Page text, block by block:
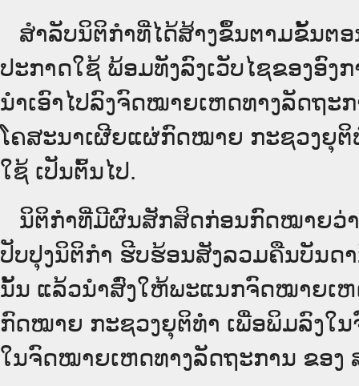
ສໍາລັບນິຕິກໍາທີ່ໄດ້ສ້າງຂຶ້ນຕາມຂັ້ນຕ
ປະກາດໃຊ້ ພ້ອມທັງລົງເວັບໄຊຂອງອົ
ນໍາເອົາໄປລົງຈົດໝາຍເຫດທາງລັດຖ
ໂຄສະນາເຜີຍແຜ່ກົດໝາຍ ກະຊວງຍຸ
ໃຊ້ ເປັນຕົ້ນໄປ.
ນິ​ຕິ​ກຳ​ທີ່​ມີ​ຜົນ​ສັກ​ສິດ​ກ່ອນ​ກົດ​ໝາຍ​ວ່
ປັບ​ປຸງນິ​ຕິ​ກຳ ຮີບຮ້ອນສັງລວມຄືນບັນ
ນັ້ນ ແລ້ວນໍາສົ່ງໃຫ້​ພະແນກຈົດ​ໝາຍ​ເຫ
ກົດໝາຍ ກະຊວງຍຸຕິທໍາ ເພື່ອພິມລົງໃ
ໃນ​ຈົດ​ໝາຍ​ເຫດ​ທາງ​ລັດ​ຖະ​ການ ຂອ